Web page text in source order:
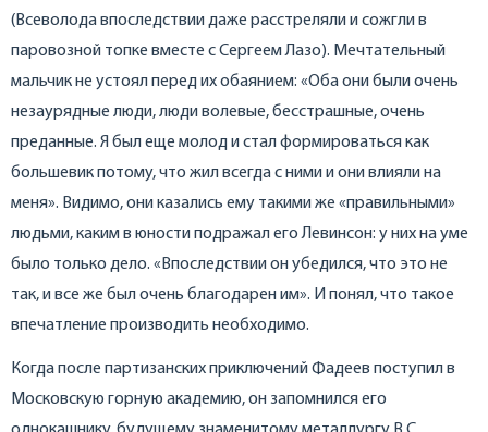
(Всеволода впоследствии даже расстреляли и сожгли в
паровозной топке вместе с Сергеем Лазо). Мечтательный
мальчик не устоял перед их обаянием: «Оба они были очень
незаурядные люди, люди волевые, бесстрашные, очень
преданные. Я был еще молод и стал формироваться как
большевик потому, что жил всегда с ними и они влияли на
меня». Видимо, они казались ему такими же «правильными»
людьми, каким в юности подражал его Левинсон: у них на уме
было только дело. «Впоследствии он убедился, что это не
так, и все же был очень благодарен им». И понял, что такое
впечатление производить необходимо.
Когда после партизанских приключений Фадеев поступил в
Московскую горную академию, он запомнился его